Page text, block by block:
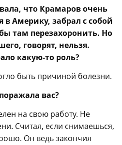
что Крамаров очень
Америку, забрал с собой
там перезахоронить. Но
говорят, нельзя.
какую-то роль?
быть причиной болезни.
вас?
на свою работу. Не
Считал, если снимаешься,
Он ведь закончил